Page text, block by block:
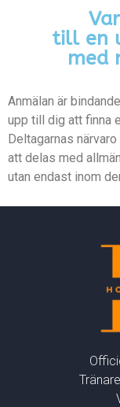
till en
med
Anmälan är
upp till dig att finna
Deltagarnas
att delas med
utan endast inom